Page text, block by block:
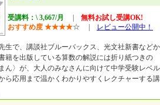
受講料：\ 3,667/月
無料お試し受講OK!
おすすめ度 ★★★★☆ レビュー公開中！
生で、講談社ブルーバックス、光文社新書などか
籍を出版している算数の解説には折り紙つきの
ん〉が、大人のみなさんに向けて中学受験レベル
ら応用まで温かくわかりやすくレクチャーする講